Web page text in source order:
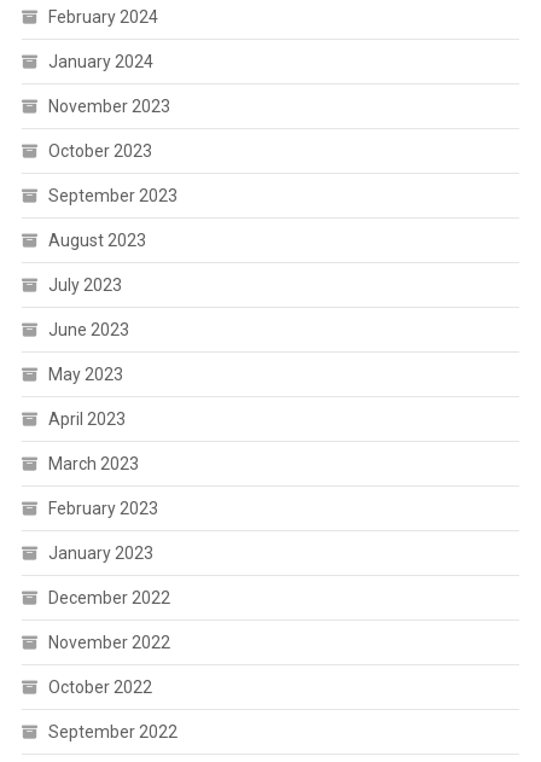
February 2024
January 2024
November 2023
October 2023
September 2023
August 2023
July 2023
June 2023
May 2023
April 2023
March 2023
February 2023
January 2023
December 2022
November 2022
October 2022
September 2022